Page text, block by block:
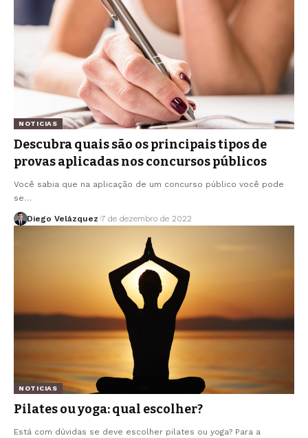
NOTICIAS
Descubra quais são os principais tipos de
provas aplicadas nos concursos públicos
Você sabia que na aplicação de um concurso público você pode
se…
Diego Velázquez 7 de dezembro de 2022
NOTICIAS
Pilates ou yoga: qual escolher?
Está com dúvidas se deve escolher pilates ou yoga? Para a